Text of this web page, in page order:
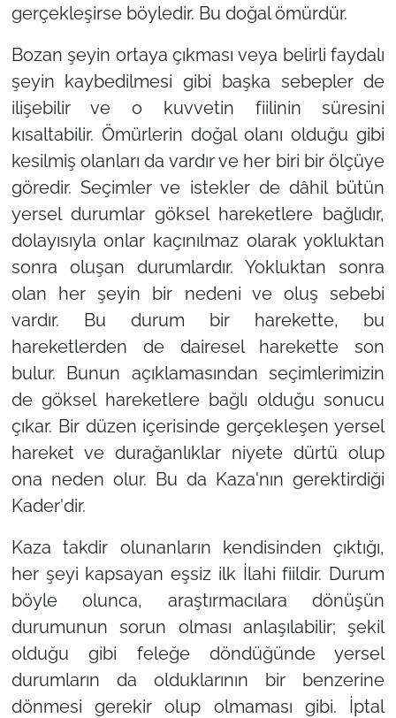
gerçekleşirse böyledir. Bu doğal ömürdür.
Bozan şeyin ortaya çıkması veya belirli faydalı
şeyin kaybedilmesi gibi başka sebepler de
ilişebilir ve o kuvvetin fiilinin süresini
kısaltabilir. Ömürlerin doğal olanı olduğu gibi
kesilmiş olanları da vardır ve her biri bir ölçüye
göredir. Seçimler ve istekler de dâhil bütün
yersel durumlar göksel hareketlere bağlıdır,
dolayısıyla onlar kaçınılmaz olarak yokluktan
sonra oluşan durumlardır. Yokluktan sonra
olan her şeyin bir nedeni ve oluş sebebi
vardır. Bu durum bir harekette, bu
hareketlerden de dairesel harekette son
bulur. Bunun açıklamasından seçimlerimizin
de göksel hareketlere bağlı olduğu sonucu
çıkar. Bir düzen içerisinde gerçekleşen yersel
hareket ve durağanlıklar niyete dürtü olup
ona neden olur. Bu da Kaza'nın gerektirdiği
Kader'dir.
Kaza takdir olunanların kendisinden çıktığı,
her şeyi kapsayan eşsiz ilk İlahi fiildir. Durum
böyle olunca, araştırmacılara dönüşün
durumunun sorun olması anlaşılabilir; şekil
olduğu gibi feleğe döndüğünde yersel
durumların da olduklarının bir benzerine
dönmesi gerekir olup olmaması gibi. İptal